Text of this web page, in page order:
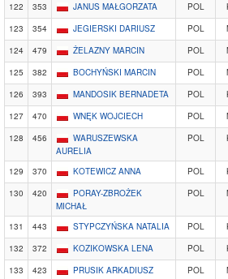
122
353 JANUS MAŁGORZATA POL
123
354 JEGIERSKI DARIUSZ POL
124
479 ŻELAZNY MARCIN POL
125
382 BOCHYŃSKI MARCIN POL
126
393 MANDOSIK BERNADETA POL
127
470 WNĘK WOJCIECH POL
128
456
WARUSZEWSKA
AURELIA
POL
129 370 KOTEWICZ ANNA POL
130
420
PORAY-ZBROŻEK
MICHAŁ
POL
131 443 STYPCZYŃSKA NATALIA POL
132
372 KOZIKOWSKA LENA POL
133
423 PRUSIK ARKADIUSZ POL